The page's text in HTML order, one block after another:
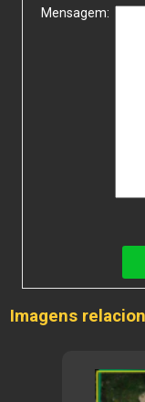
Mensagem:
Imagens